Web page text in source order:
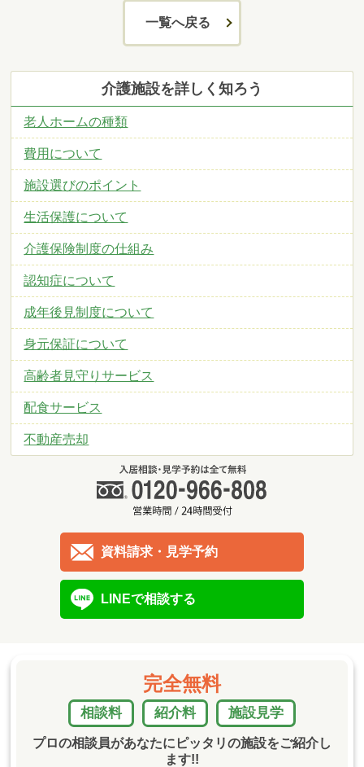
一覧へ戻る
介護施設を詳しく知ろう
老人ホームの種類
費用について
施設選びのポイント
生活保護について
介護保険制度の仕組み
認知症について
成年後見制度について
身元保証について
高齢者見守りサービス
配食サービス
不動産売却
資料請求・見学予約
LINEで相談する
完全無料
相談料 紹介料 施設見学
プロの相談員があなたにピッタリの施設をご紹介し
ます!!